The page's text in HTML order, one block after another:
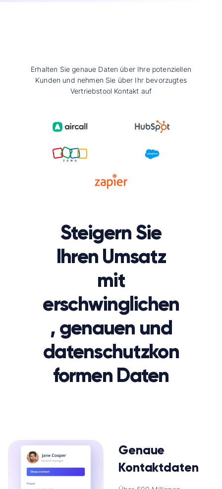
Erhalten Sie genaue Daten über Ihre potenziellen
Kunden und nehmen Sie über Ihr bevorzugtes
Vertriebstool Kontakt auf
Steigern Sie
Ihren Umsatz
mit
erschwinglichen
, genauen und
datenschutzkon
formen Daten
Genaue
Kontaktdaten